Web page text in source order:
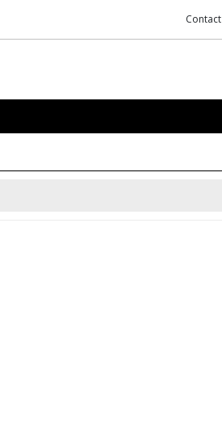
Contact